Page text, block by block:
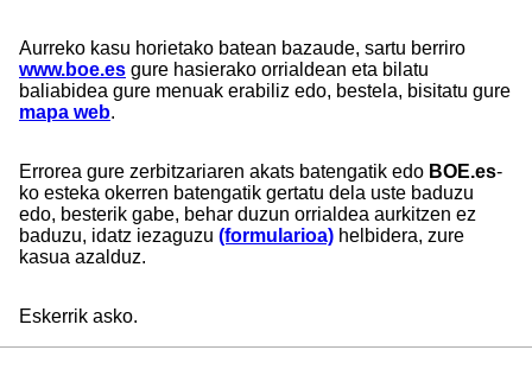
Aurreko kasu horietako batean bazaude, sartu berriro
www.boe.es gure hasierako orrialdean eta bilatu
baliabidea gure menuak erabiliz edo, bestela, bisitatu gure
mapa web.
Errorea gure zerbitzariaren akats batengatik edo BOE.es-
ko esteka okerren batengatik gertatu dela uste baduzu
edo, besterik gabe, behar duzun orrialdea aurkitzen ez
baduzu, idatz iezaguzu (formularioa) helbidera, zure
kasua azalduz.
Eskerrik asko.